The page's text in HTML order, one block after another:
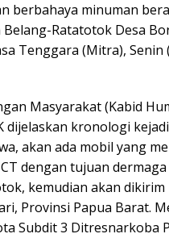
berbahaya minuman
Ratatotok Desa
Tenggara (Mitra), Senin
Masyarakat (Kabid
dijelaskan kronologi
akan ada mobil yang
dengan tujuan
kemudian akan
Provinsi Papua Barat.
Subdit 3 Ditresnarkoba